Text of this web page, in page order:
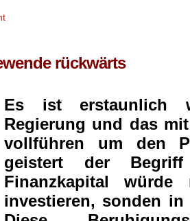
rückwärts
Es ist erstaunlich
Regierung und das
vollführen um den
geistert der
Finanzkapital
investieren, sonden in